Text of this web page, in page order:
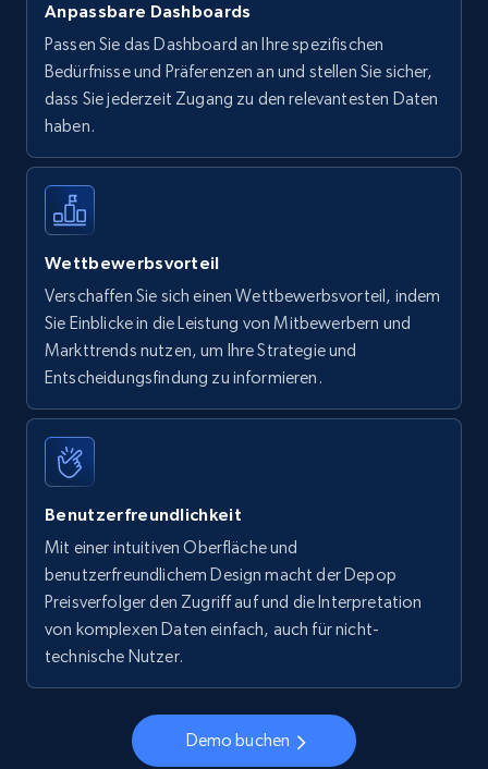
Anpassbare Dashboards
Passen Sie das Dashboard an Ihre spezifischen
Bedürfnisse und Präferenzen an und stellen Sie sicher,
dass Sie jederzeit Zugang zu den relevantesten Daten
haben.
Wettbewerbsvorteil
Verschaffen Sie sich einen Wettbewerbsvorteil, indem
Sie Einblicke in die Leistung von Mitbewerbern und
Markttrends nutzen, um Ihre Strategie und
Entscheidungsfindung zu informieren.
Benutzerfreundlichkeit
Mit einer intuitiven Oberfläche und
benutzerfreundlichem Design macht der Depop
Preisverfolger den Zugriff auf und die Interpretation
von komplexen Daten einfach, auch für nicht-
technische Nutzer.
Demo buchen